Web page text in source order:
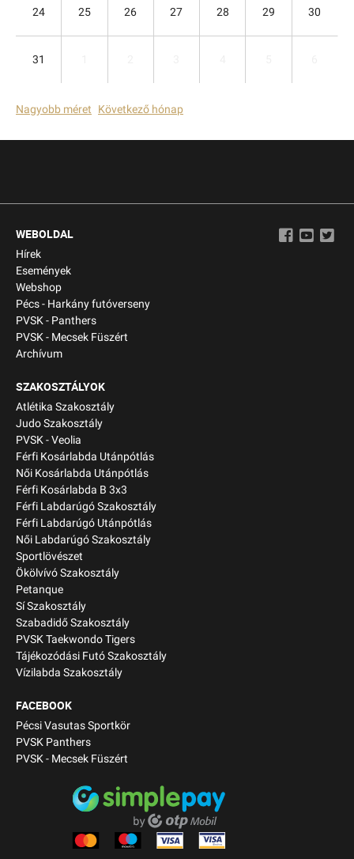
24 25 26 27 28 29 30
31
Nagyobb méret Következő hónap
WEBOLDAL
Hírek
Események
Webshop
Pécs - Harkány futóverseny
PVSK - Panthers
PVSK - Mecsek Füszért
Archívum
SZAKOSZTÁLYOK
Atlétika Szakosztály
Judo Szakosztály
PVSK - Veolia
Férfi Kosárlabda Utánpótlás
Női Kosárlabda Utánpótlás
Férfi Kosárlabda B 3x3
Férfi Labdarúgó Szakosztály
Férfi Labdarúgó Utánpótlás
Női Labdarúgó Szakosztály
Sportlövészet
Ökölvívó Szakosztály
Petanque
Sí Szakosztály
Szabadidő Szakosztály
PVSK Taekwondo Tigers
Tájékozódási Futó Szakosztály
Vízilabda Szakosztály
FACEBOOK
Pécsi Vasutas Sportkör
PVSK Panthers
PVSK - Mecsek Füszért